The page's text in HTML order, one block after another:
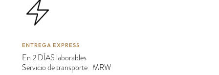
ENTREGA EXPRESS
En 2 DÍAS laborables
Servicio de transporte MRW